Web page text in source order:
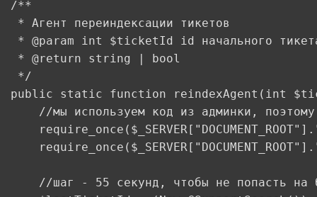
/**
* Агент переиндексации тикетов
* @param int $ticketId id начального
* @return string | bool
*/
public static function reindexAgent(int